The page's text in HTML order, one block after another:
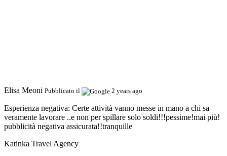
Elisa Meoni Pubblicato il 2 years ago
Esperienza negativa: Certe attività vanno messe in mano a chi sa
veramente lavorare ..e non per spillare solo soldi!!!pessime!mai più!
pubblicità negativa assicurata!!tranquille
Katinka Travel Agency